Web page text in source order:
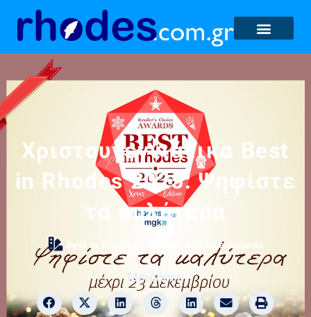
Χριστουγεννιάτικα Best
in Rhodes 2025: Ψηφίστε
τα καλύτερα
Best in Rhodes | Reader's Choice Awards
Μοιράσου